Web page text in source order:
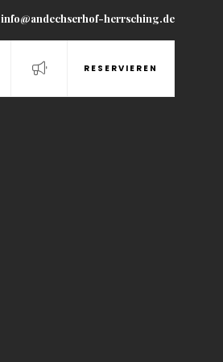
info@andechserhof-herrsching.de
RESERVIEREN